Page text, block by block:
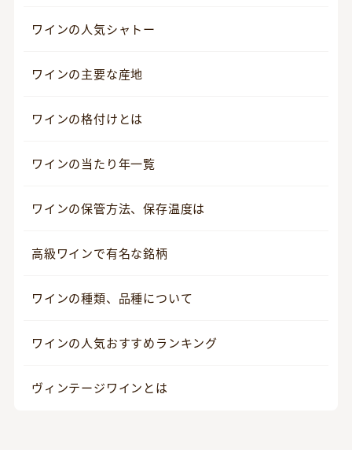
ワインの人気シャトー
ワインの主要な産地
ワインの格付けとは
ワインの当たり年一覧
ワインの保管方法、保存温度は
高級ワインで有名な銘柄
ワインの種類、品種について
ワインの人気おすすめランキング
ヴィンテージワインとは